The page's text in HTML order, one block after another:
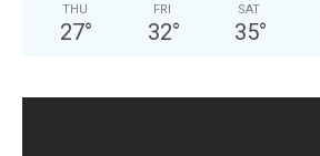
THU
27°
FRI
32°
SAT
35°